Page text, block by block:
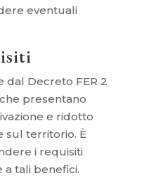
eventuali
dal Decreto FER 2
presentano
e ridotto
sul territorio. È
i requisiti
a tali benefici.